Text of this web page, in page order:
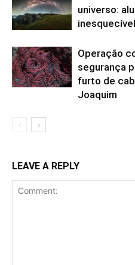
universo:
Operação
segurança
furto de
Joaquim
LEAVE A REPLY